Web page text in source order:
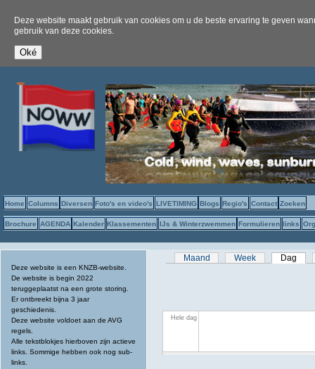
Deze website maakt gebruik van cookies om u de beste ervaring te geven
gebruik van deze cookies.
Home Columns Diversen Foto's en video's LIVETIMING Blogs Regio's Contact Zoeken
Brochure AGENDA Kalender Klassementen IJs & Winterzwemmen Formulieren links
Deze website is een KNZB-website.
De website is begin 2022
teruggeplaatst na een grote storing.
Er ontbreekt bijna 3 jaar
geschiedenis.
Deze website voldoet aan de AVG
regels.
Alle tekstblokjes hierboven zijn actieve
links. Sommige hebben ook nog sub-
links.
Primaire tabs
Maand Week Dag
Hele dag